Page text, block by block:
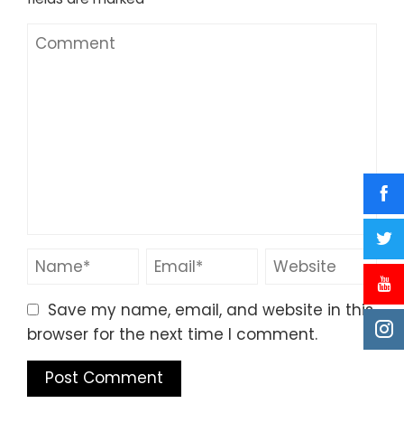
Save my name, email, and website in this
browser for the next time I comment.